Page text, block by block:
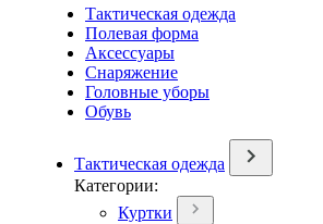
Тактическая одежда
Полевая форма
Аксессуары
Снаряжение
Головные уборы
Обувь
Тактическая одежда
Категории:
Куртки